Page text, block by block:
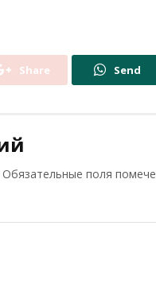
Share Send
Обязательные поля